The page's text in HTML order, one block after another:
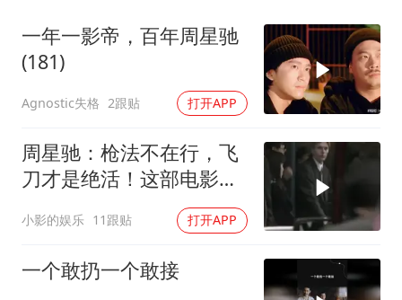
暑期研学游升温 在旅途中增长知识
白海豚对华东华北影响会大于巴威
总书记点赞的非遗苗绣焕发新生机
一年一影帝，百年周星驰
(181)
Agnostic失格 2跟贴 打开APP
周星驰：枪法不在行，飞
刀才是绝活！这部电影你
小影的娱乐 11跟贴 打开APP
一个敢扔一个敢接